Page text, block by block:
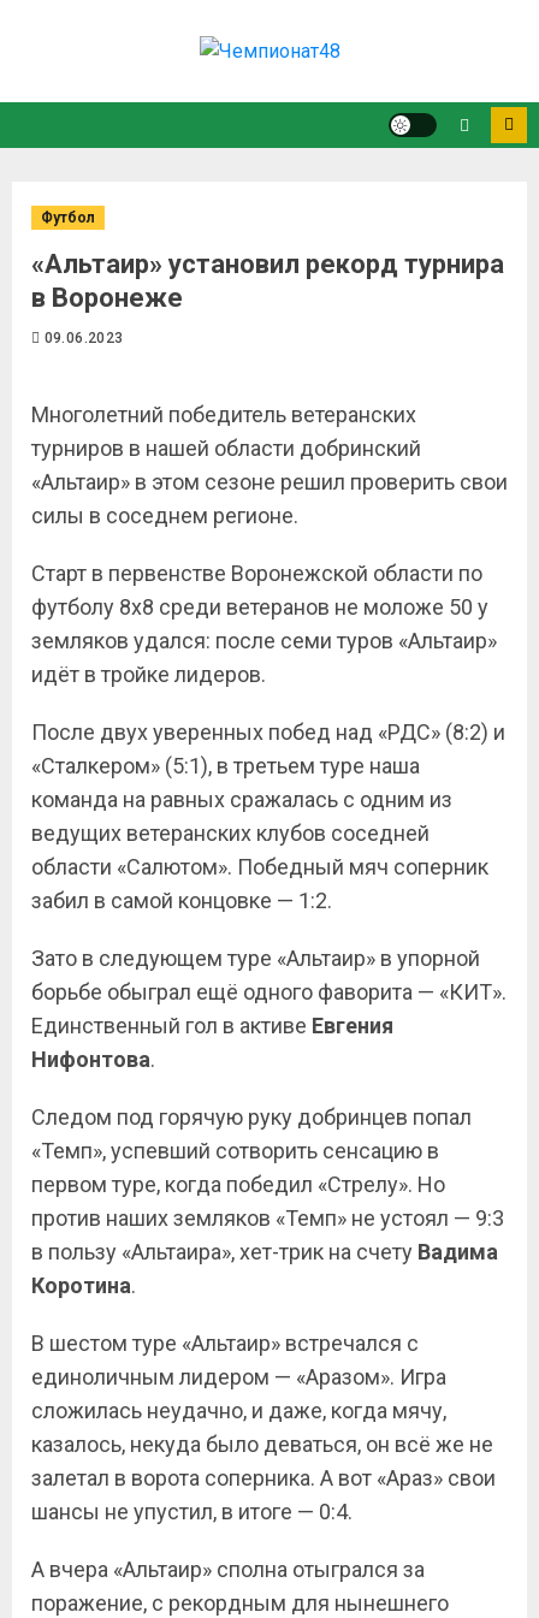
Футбол
«Альтаир» установил рекорд турнира
в Воронеже
09.06.2023
Многолетний победитель ветеранских
турниров в нашей области добринский
«Альтаир» в этом сезоне решил проверить свои
силы в соседнем регионе.
Старт в первенстве Воронежской области по
футболу 8х8 среди ветеранов не моложе 50 у
земляков удался: после семи туров «Альтаир»
идёт в тройке лидеров.
После двух уверенных побед над «РДС» (8:2) и
«Сталкером» (5:1), в третьем туре наша
команда на равных сражалась с одним из
ведущих ветеранских клубов соседней
области «Салютом». Победный мяч соперник
забил в самой концовке — 1:2.
Зато в следующем туре «Альтаир» в упорной
борьбе обыграл ещё одного фаворита — «КИТ».
Единственный гол в активе Евгения
Нифонтова.
Следом под горячую руку добринцев попал
«Темп», успевший сотворить сенсацию в
первом туре, когда победил «Стрелу». Но
против наших земляков «Темп» не устоял — 9:3
в пользу «Альтаира», хет-трик на счету Вадима
Коротина.
В шестом туре «Альтаир» встречался с
единоличным лидером — «Аразом». Игра
сложилась неудачно, и даже, когда мячу,
казалось, некуда было деваться, он всё же не
залетал в ворота соперника. А вот «Араз» свои
шансы не упустил, в итоге — 0:4.
А вчера «Альтаир» сполна отыгрался за
поражение, с рекордным для нынешнего